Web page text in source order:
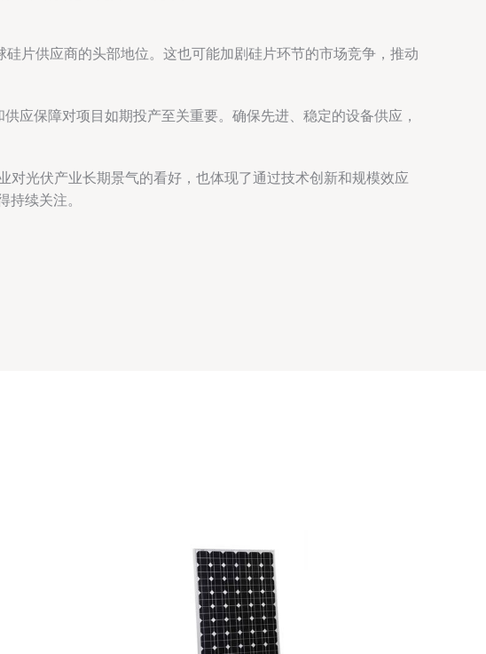
片供应商的头部地位。这也可能加剧硅片环节的市场竞争，推动
应保障对项目如期投产至关重要。确保先进、稳定的设备供应，
光伏产业长期景气的看好，也体现了通过技术创新和规模效应
持续关注。